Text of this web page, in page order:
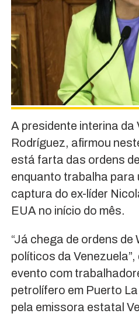
A presidente interina da
Rodríguez, afirmou
está farta das ordens
enquanto trabalha para
captura do ex-líder
EUA no início do mês.
“Já chega de ordens
políticos da Venezuela”,
evento com
petrolífero em Puerto
pela emissora estatal